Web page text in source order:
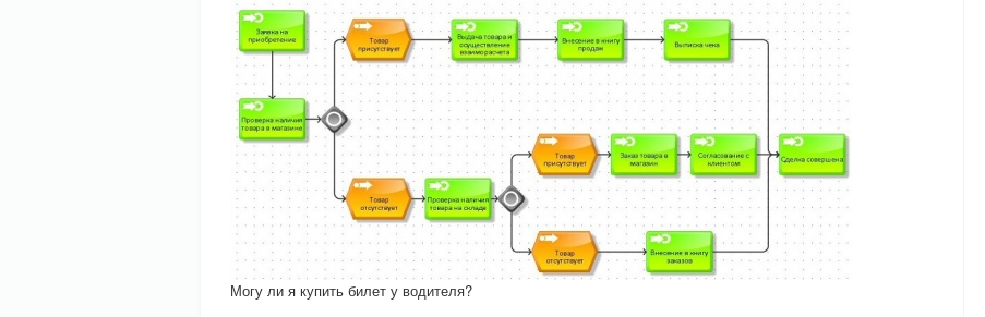
Могу ли я купить билет у водителя?